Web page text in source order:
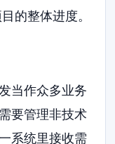
的整体进度。
当作众多业务
要管理非技术
系统里接收需